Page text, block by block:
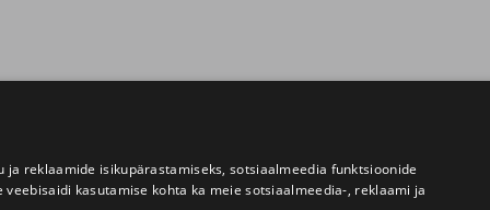
reklaamide isikupärastamiseks, sotsiaalmeedia funktsioonide
kasutamise kohta ka meie sotsiaalmeedia-, reklaami ja